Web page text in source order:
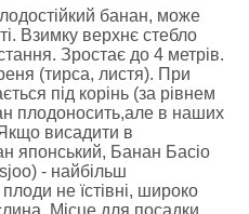
банан, може
Взимку верхнє стебло
Зростає до 4 метрів.
(тирса, листя). При
під корінь (за рівнем
плодоносить,але в наших
висадити в
японський, Банан Басіо
- найбільш
не їстівні, широко
Місце для посадки